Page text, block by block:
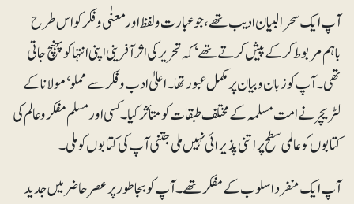
آپ ایک سحر البیان ادیب تھے، جو عبارت و لفظ اور معنٰی و فکر کو اس طرح
باہم مربوط کر کے پیش کرتے تھے ‘کہ تحریر کی اثر آفرینی اپنی انتہا کو پہنچ جاتی
تھی۔ آپ کو زبان و بیان پر مکمل عبور تھا۔ اعلیٰ ادب و فکر سے مملو‘ مولانا کے
لٹریچر نے امت مسلمہ کے مختلف طبقات کو متأثر کیا۔ کسی اور مسلم مفکر و عالم کی
کتابوں کو عالمی سطح پر اتنی پذیرائی نہیں ملی جتنی آپ کی کتابوں کو ملی۔
آپ ایک منفرد اسلوب کے مفکر تھے۔ آپ کو بجا طور پر عصر حاضر میں جدید